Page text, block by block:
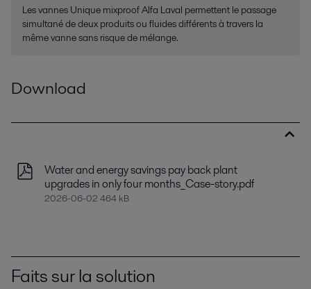
Les vannes Unique mixproof Alfa Laval permettent le passage
simultané de deux produits ou fluides différents à travers la
même vanne sans risque de mélange.
Download
Water and energy savings pay back plant
upgrades in only four months_Case-story.pdf
2026-06-02 464 kB
Faits sur la solution